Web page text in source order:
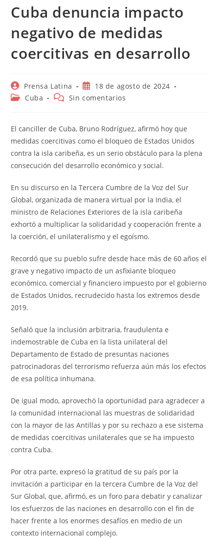
Cuba denuncia impacto
negativo de medidas
coercitivas en desarrollo
Autor
de
la
Prensa Latina
Publicación
de
18 de agosto de 2024
Categoría
entrada:
Cuba
Comentarios
entrada:
Sin comentarios
El canciller de Cuba, Bruno Rodríguez, afirmó hoy que
medidas coercitivas como el bloqueo de Estados Unidos
contra la isla caribeña, es un serio obstáculo para la plena
consecución del desarrollo económico y social.
En su discurso en la Tercera Cumbre de la Voz del Sur
Global, organizada de manera virtual por la India, el
ministro de Relaciones Exteriores de la isla caribeña
exhortó a multiplicar la solidaridad y cooperación frente a
la coerción, el unilateralismo y el egoísmo.
Recordó que su pueblo sufre desde hace más de 60 años el
grave y negativo impacto de un asfixiante bloqueo
económico, comercial y financiero impuesto por el gobierno
de Estados Unidos, recrudecido hasta los extremos desde
2019.
Señaló que la inclusión arbitraria, fraudulenta e
indemostrable de Cuba en la lista unilateral del
Departamento de Estado de presuntas naciones
patrocinadoras del terrorismo refuerza aún más los efectos
de esa política inhumana.
De igual modo, aprovechó la oportunidad para agradecer a
la comunidad internacional las muestras de solidaridad
con la mayor de las Antillas y por su rechazo a ese sistema
de medidas coercitivas unilaterales que se ha impuesto
contra Cuba.
Por otra parte, expresó la gratitud de su país por la
invitación a participar en la tercera Cumbre de la Voz del
Sur Global, que, afirmó, es un foro para debatir y canalizar
los esfuerzos de las naciones en desarrollo con el fin de
hacer frente a los enormes desafíos en medio de un
contexto internacional complejo.